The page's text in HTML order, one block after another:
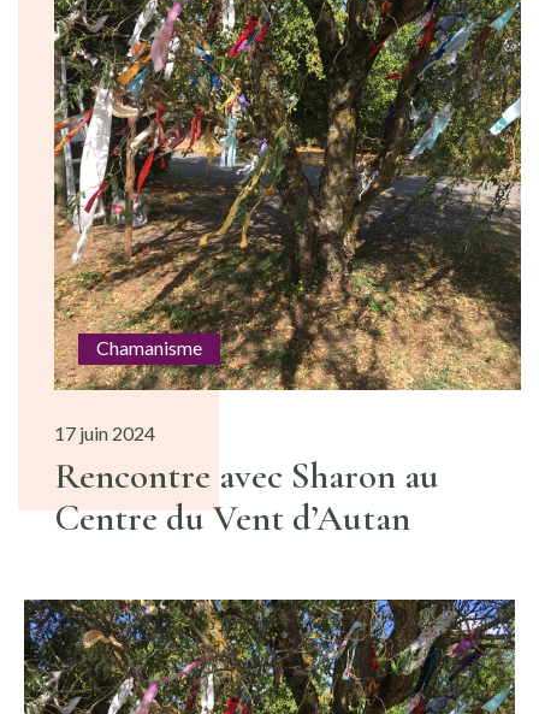
Chamanisme
17 juin 2024
Rencontre avec Sharon au
Centre du Vent d’Autan